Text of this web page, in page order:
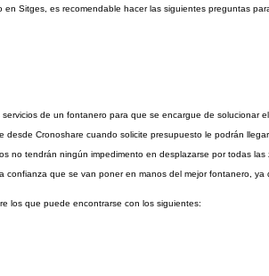
Sitges, es recomendable hacer las siguientes preguntas
de un fontanero para que se encargue de solucionar
Cronoshare cuando solicite presupuesto le podrán
no tendrán ningún impedimento en desplazarse por todas
que se van poner en manos del mejor fontanero,
los que puede encontrarse con los siguientes: